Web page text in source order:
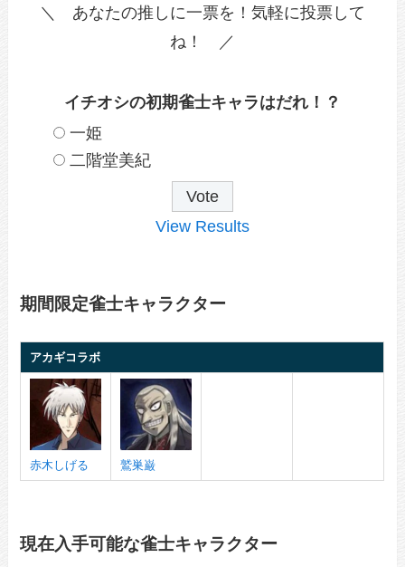
＼ あなたの推しに一票を！気軽に投票して
ね！ ／
イチオシの初期雀士キャラはだれ！？
一姫
二階堂美紀
View Results
期間限定雀士キャラクター
アカギコラボ
赤木しげる 鷲巣巌
現在入手可能な雀士キャラクター